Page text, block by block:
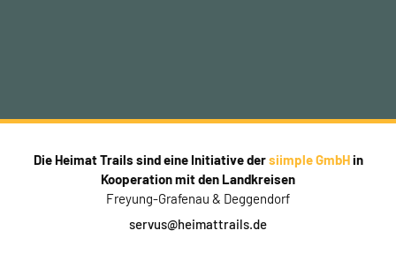
Die Heimat Trails sind eine Initiative dersiimple GmbHin
Kooperation mit den Landkreisen
Freyung-Grafenau & Deggendorf
servus@heimattrails.de